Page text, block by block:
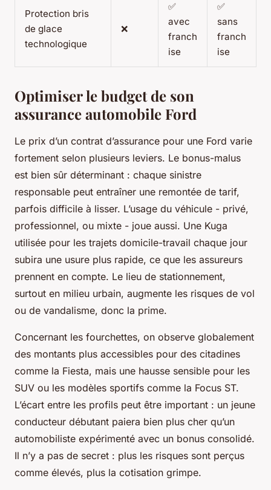
Protection bris
de glace
technologique
❌
✅
avec
franch
ise
✅
sans
franch
ise
Optimiser le budget de son
assurance automobile Ford
Le prix d’un contrat d’assurance pour une Ford varie
fortement selon plusieurs leviers. Le bonus-malus
est bien sûr déterminant : chaque sinistre
responsable peut entraîner une remontée de tarif,
parfois difficile à lisser. L’usage du véhicule - privé,
professionnel, ou mixte - joue aussi. Une Kuga
utilisée pour les trajets domicile-travail chaque jour
subira une usure plus rapide, ce que les assureurs
prennent en compte. Le lieu de stationnement,
surtout en milieu urbain, augmente les risques de vol
ou de vandalisme, donc la prime.
Concernant les fourchettes, on observe globalement
des montants plus accessibles pour des citadines
comme la Fiesta, mais une hausse sensible pour les
SUV ou les modèles sportifs comme la Focus ST.
L’écart entre les profils peut être important : un jeune
conducteur débutant paiera bien plus cher qu’un
automobiliste expérimenté avec un bonus consolidé.
Il n’y a pas de secret : plus les risques sont perçus
comme élevés, plus la cotisation grimpe.